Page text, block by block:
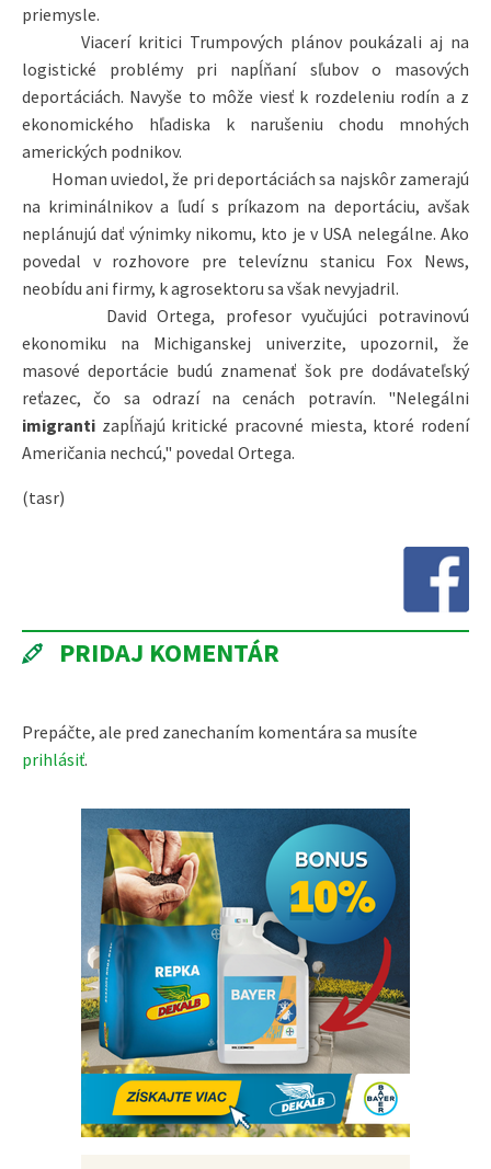
priemysle.
Viacerí kritici Trumpových plánov poukázali aj na
logistické problémy pri napĺňaní sľubov o masových
deportáciách. Navyše to môže viesť k rozdeleniu rodín a z
ekonomického hľadiska k narušeniu chodu mnohých
amerických podnikov.
Homan uviedol, že pri deportáciách sa najskôr zamerajú
na kriminálnikov a ľudí s príkazom na deportáciu, avšak
neplánujú dať výnimky nikomu, kto je v USA nelegálne. Ako
povedal v rozhovore pre televíznu stanicu Fox News,
neobídu ani firmy, k agrosektoru sa však nevyjadril.
David Ortega, profesor vyučujúci potravinovú
ekonomiku na Michiganskej univerzite, upozornil, že
masové deportácie budú znamenať šok pre dodávateľský
reťazec, čo sa odrazí na cenách potravín. "Nelegálni
imigranti zapĺňajú kritické pracovné miesta, ktoré rodení
Američania nechcú," povedal Ortega.
(tasr)
PRIDAJ KOMENTÁR
Prepáčte, ale pred zanechaním komentára sa musíte
prihlásiť.